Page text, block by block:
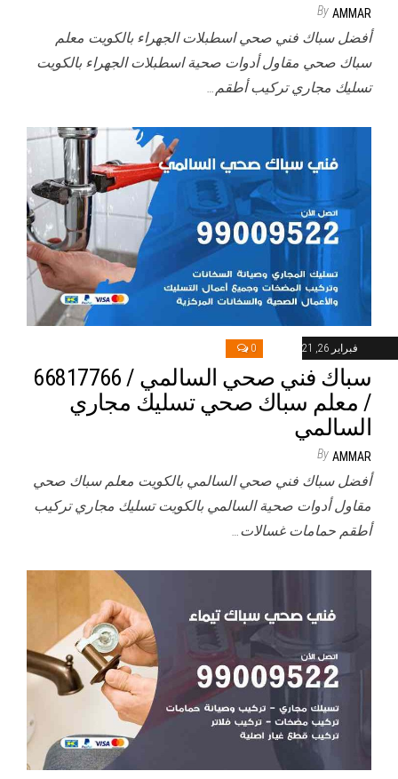
By AMMAR
أفضل سباك فني صحي اسطبلات الجهراء بالكويت معلم
سباك صحي مقاول أدوات صحية اسطبلات الجهراء بالكويت
تسليك مجاري تركيب أطقم…
فبراير 26, 2021 0
سباك فني صحي السالمي / 66817766
/ معلم سباك صحي تسليك مجاري
السالمي
By AMMAR
أفضل سباك فني صحي السالمي بالكويت معلم سباك صحي
مقاول أدوات صحية السالمي بالكويت تسليك مجاري تركيب
أطقم حمامات غسالات…